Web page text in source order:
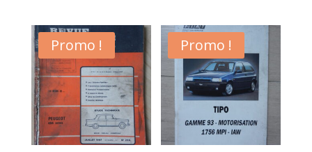
était :
10,00 €.
est :
8,00 €.
initial
était :
8,00 €.
actuel
est :
5,00 €.
Promo ! Promo !